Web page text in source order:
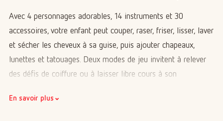
Avec 4 personnages adorables, 14 instruments et 30
accessoires, votre enfant peut couper, raser, friser, lisser, laver
et sécher les cheveux à sa guise, puis ajouter chapeaux,
lunettes et tatouages. Deux modes de jeu invitent à relever
des défis de coiffure ou à laisser libre cours à son
font des grimaces rigolotes et se lancent même dans des
En savoir plus ⌄